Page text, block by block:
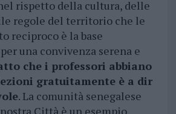
rispetto della cultura, delle
regole del territorio che le
reciproco è la base
una convivenza serena e
che i professori abbiano
gratuitamente è a dir
. La comunità senegalese